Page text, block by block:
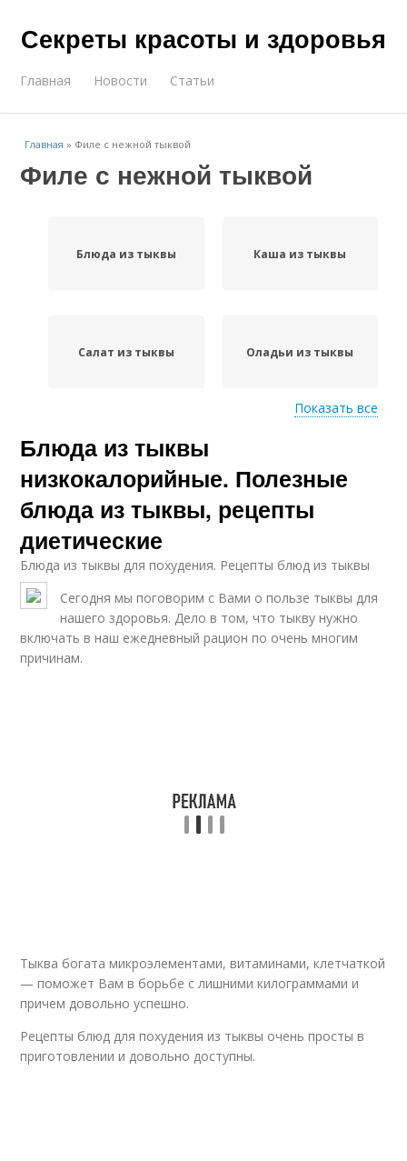
Секреты красоты и здоровья
Главная Новости Статьи
Главная » Филе с нежной тыквой
Филе с нежной тыквой
Блюда из тыквы Каша из тыквы
Салат из тыквы Оладьи из тыквы
Тушеная тыква
Каша с тыквой
Десерты из тыквы
Тыква в сметанном
Показать все
Блюда из тыквы
низкокалорийные. Полезные
блюда из тыквы, рецепты
диетические
Блюда из тыквы для похудения. Рецепты блюд из тыквы
Сегодня мы поговорим с Вами о пользе тыквы для
нашего здоровья. Дело в том, что тыкву нужно
включать в наш ежедневный рацион по очень многим
причинам.
Тыква богата микроэлементами, витаминами, клетчаткой
— поможет Вам в борьбе с лишними килограммами и
причем довольно успешно.
Рецепты блюд для похудения из тыквы очень просты в
приготовлении и довольно доступны.